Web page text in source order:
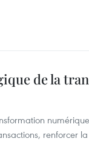
de la
renforcer